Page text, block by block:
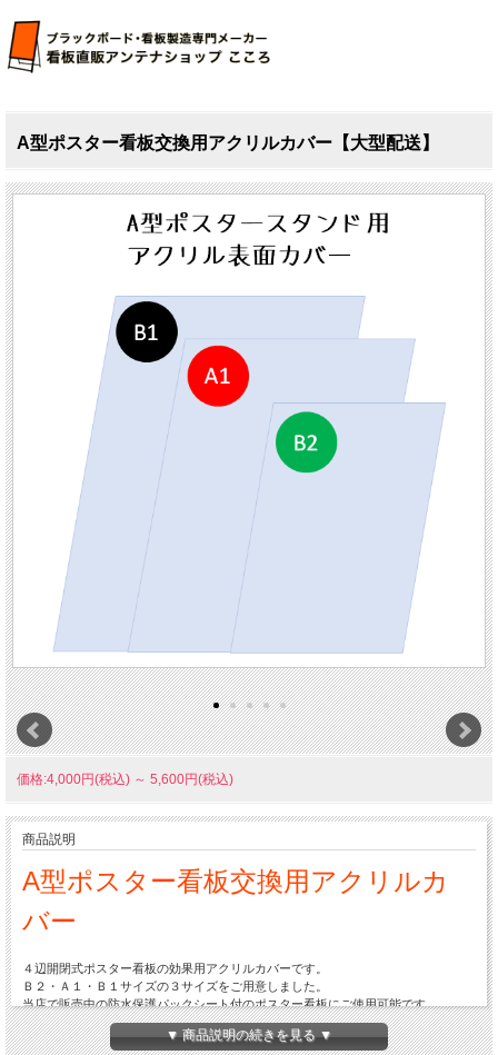
A型ポスター看板交換用アクリルカバー【大型配送】
価格:4,000円(税込) ～ 5,600円(税込)
商品説明
A型ポスター看板交換用アクリルカ
バー
４辺開閉式ポスター看板の効果用アクリルカバーです。
Ｂ２・Ａ１・Ｂ１サイズの３サイズをご用意しました。
当店で販売中の防水保護パックシート付のポスター看板にご使用可能です。
こちらの商品は送料無料（沖縄と離島は送料別途4000円）
▼ 商品説明の続きを見る ▼